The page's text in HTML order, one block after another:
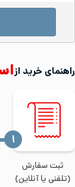
راهنمای خرید از
ثبت سفارش
(تلفنی یا آنلاین)
‍۱